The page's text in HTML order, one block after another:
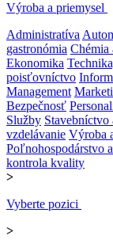
Výroba a priemysel
Administratíva
gastronómia Chémia
Ekonomika
poisťovníctvo
Management
Bezpečnosť
Služby Stavebníctvo
vzdelávanie Výroba
Poľnohospodárstvo
kontrola kvality
>
Vyberte pozici
>